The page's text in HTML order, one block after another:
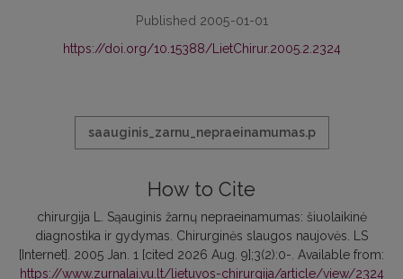
Published 2005-01-01
https://doi.org/10.15388/LietChirur.2005.2.2324
saauginis_zarnu_nepraeinamumas.p
How to Cite
chirurgija L. Sąauginis žarnų nepraeinamumas: šiuolaikinė
diagnostika ir gydymas. Chirurginės slaugos naujovės. LS
[Internet]. 2005 Jan. 1 [cited 2026 Aug. 9];3(2):0-. Available from:
https://www.zurnalai.vu.lt/lietuvos-chirurgija/article/view/2324